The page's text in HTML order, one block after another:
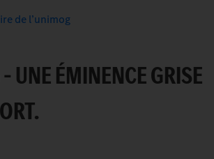
de l’unimog
UNE ÉMINENCE GRISE